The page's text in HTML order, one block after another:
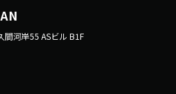
河岸55 ASビル B1F